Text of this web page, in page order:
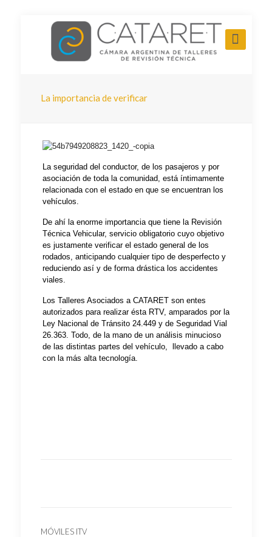
La importancia de verificar
La seguridad del conductor, de los pasajeros y por
asociación de toda la comunidad, está íntimamente
relacionada con el estado en que se encuentran los
vehículos.
De ahí la enorme importancia que tiene la Revisión
Técnica Vehicular, servicio obligatorio cuyo objetivo
es justamente verificar el estado general de los
rodados, anticipando cualquier tipo de desperfecto y
reduciendo así y de forma drástica los accidentes
viales.
Los Talleres Asociados a CATARET son entes
autorizados para realizar ésta RTV, amparados por la
Ley Nacional de Tránsito 24.449 y de Seguridad Vial
26.363. Todo, de la mano de un análisis minucioso
de las distintas partes del vehículo, llevado a cabo
con la más alta tecnología.
MÓVILES ITV